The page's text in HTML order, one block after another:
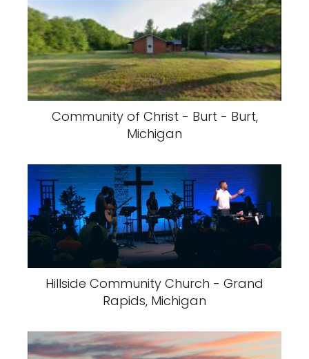
Community of Christ - Burt - Burt,
Michigan
Hillside Community Church - Grand
Rapids, Michigan